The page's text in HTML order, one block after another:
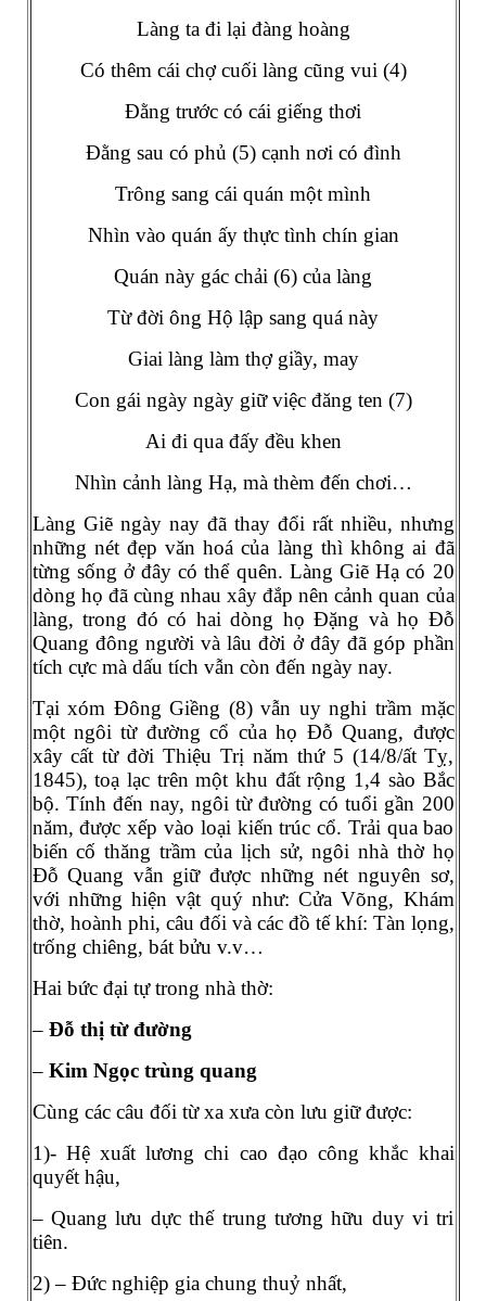
Làng ta đi lại đàng hoàng
Có thêm cái chợ cuối làng cũng vui (4)
Đằng trước có cái giếng thơi
Đằng sau có phủ (5) cạnh nơi có đình
Trông sang cái quán một mình
Nhìn vào quán ấy thực tình chín gian
Quán này gác chải (6) của làng
Từ đời ông Hộ lập sang quá này
Giai làng làm thợ giầy, may
Con gái ngày ngày giữ việc đăng ten (7)
Ai đi qua đấy đều khen
Nhìn cảnh làng Hạ, mà thèm đến chơi…
Làng Giẽ ngày nay đã thay đổi rất nhiều, nhưng
những nét đẹp văn hoá của làng thì không ai đã
từng sống ở đây có thể quên. Làng Giẽ Hạ có 20
dòng họ đã cùng nhau xây đắp nên cảnh quan của
làng, trong đó có hai dòng họ Đặng và họ Đỗ
Quang đông người và lâu đời ở đây đã góp phần
tích cực mà dấu tích vẫn còn đến ngày nay.
Tại xóm Đông Giềng (8) vẫn uy nghi trầm mặc
một ngôi từ đường cổ của họ Đỗ Quang, được
xây cất từ đời Thiệu Trị năm thứ 5 (14/8/ất Tỵ,
1845), toạ lạc trên một khu đất rộng 1,4 sào Bắc
bộ. Tính đến nay, ngôi từ đường có tuổi gần 200
năm, được xếp vào loại kiến trúc cổ. Trải qua bao
biến cố thăng trầm của lịch sử, ngôi nhà thờ họ
Đỗ Quang vẫn giữ được những nét nguyên sơ,
với những hiện vật quý như: Cửa Võng, Khám
thờ, hoành phi, câu đối và các đồ tế khí: Tàn lọng,
trống chiêng, bát bửu v.v…
Hai bức đại tự trong nhà thờ:
– Đỗ thị từ đường
– Kim Ngọc trùng quang
Cùng các câu đối từ xa xưa còn lưu giữ được:
1)- Hệ xuất lương chi cao đạo công khắc khai
quyết hậu,
– Quang lưu dực thế trung tương hữu duy vi tri
tiên.
2) – Đức nghiệp gia chung thuỷ nhất,